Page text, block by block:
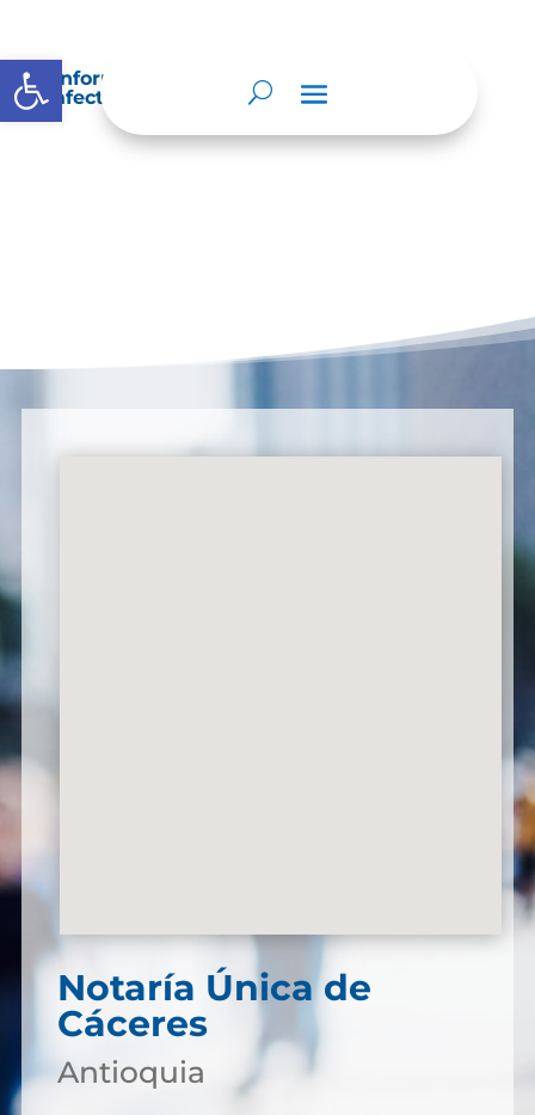
Abrir barra de herramientas
Información sobre decisiones que puede
afectar al público
Notaría Única de
Cáceres
Antioquia